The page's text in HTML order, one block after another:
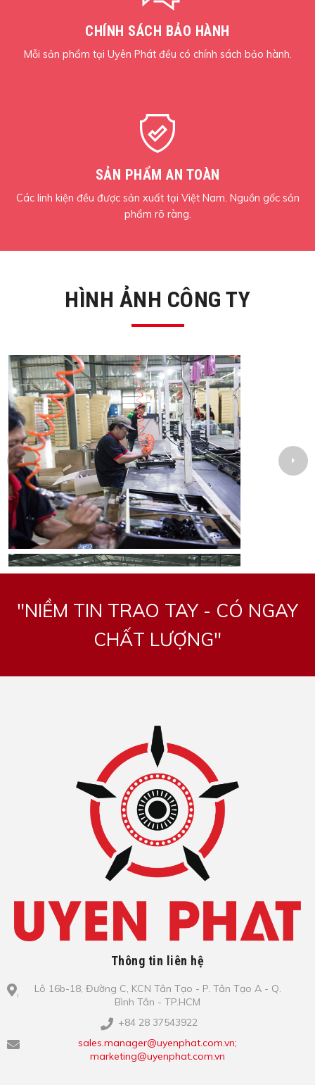
CHÍNH SÁCH BẢO HÀNH
Mỗi sản phẩm tại Uyên Phát đều có chính sách bảo hành.
SẢN PHẨM AN TOÀN
Các linh kiện đều được sản xuất tại Việt Nam. Nguồn gốc sản
phẩm rõ ràng.
HÌNH ẢNH CÔNG TY
"NIỀM TIN TRAO TAY - CÓ NGAY
CHẤT LƯỢNG"
Thông tin liên hệ
Lô​ 16b-18, Đ​ư​ờ​ng C, KCN Tâ​n Tạo​ - P. Tâ​n Tạo​ A - Q.
Bình​ Tâ​n - TP.HCM
+84 28 37543922
sales.manager@uyenphat.com.vn;
marketing@uyenphat.com.vn